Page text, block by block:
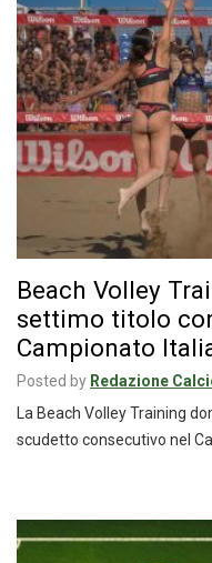
Beach Volley
settimo titolo
Campionato
Posted by Redazione
La Beach Volley Training
scudetto consecutivo nel